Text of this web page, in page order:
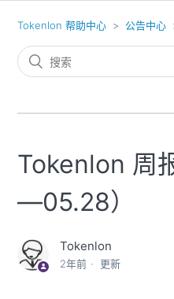
Tokenlon 帮助中心 公告中心
Tokenlon 周
—05.28）
Tokenlon
2年前 更新